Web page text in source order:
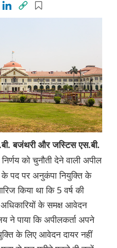
बजंथरी और जस्टिस एस.बी.
को चुनौती देने वाली अपील
पद पर अनुकंपा नियुक्ति के
किया था कि 5 वर्ष की
अधिकारियों के समक्ष आवेदन
ने पाया कि अपीलकर्ता अपने
के लिए आवेदन दायर नहीं